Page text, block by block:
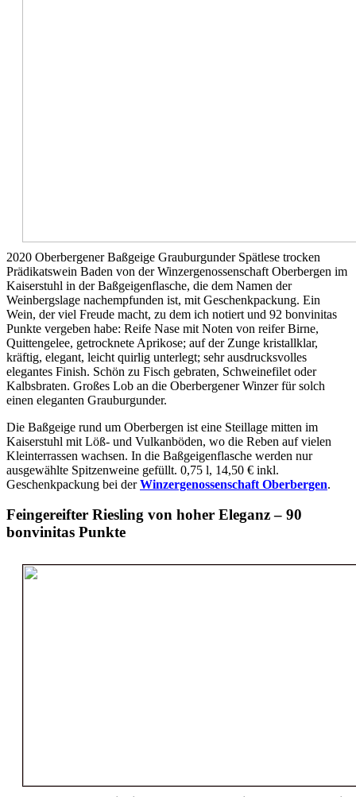
2020 Oberbergener Baßgeige Grauburgunder Spätlese trocken
Prädikatswein Baden von der Winzergenossenschaft Oberbergen im
Kaiserstuhl in der Baßgeigenflasche, die dem Namen der
Weinbergslage nachempfunden ist, mit Geschenkpackung. Ein
Wein, der viel Freude macht, zu dem ich notiert und 92 bonvinitas
Punkte vergeben habe: Reife Nase mit Noten von reifer Birne,
Quittengelee, getrocknete Aprikose; auf der Zunge kristallklar,
kräftig, elegant, leicht quirlig unterlegt; sehr ausdrucksvolles
elegantes Finish. Schön zu Fisch gebraten, Schweinefilet oder
Kalbsbraten. Großes Lob an die Oberbergener Winzer für solch
einen eleganten Grauburgunder.
Die Baßgeige rund um Oberbergen ist eine Steillage mitten im
Kaiserstuhl mit Löß- und Vulkanböden, wo die Reben auf vielen
Kleinterrassen wachsen. In die Baßgeigenflasche werden nur
ausgewählte Spitzenweine gefüllt. 0,75 l, 14,50 € inkl.
Geschenkpackung bei derWinzergenossenschaft Oberbergen.
Feingereifter Riesling von hoher Eleganz – 90
bonvinitas Punkte